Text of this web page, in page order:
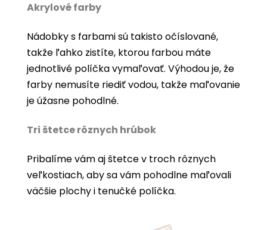
Akrylové farby
Nádobky s farbami sú takisto očíslované,
takže ľahko zistíte, ktorou farbou máte
jednotlivé políčka vymaľovať. Výhodou je, že
farby nemusíte riediť vodou, takže maľovanie
je úžasne pohodlné.
Tri štetce rôznych hrúbok
Pribalíme vám aj štetce v troch rôznych
veľkostiach, aby sa vám pohodlne maľovali
väčšie plochy i tenučké políčka.